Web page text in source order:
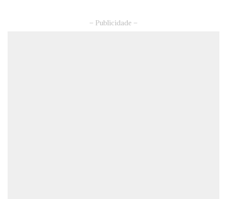
– Publicidade –